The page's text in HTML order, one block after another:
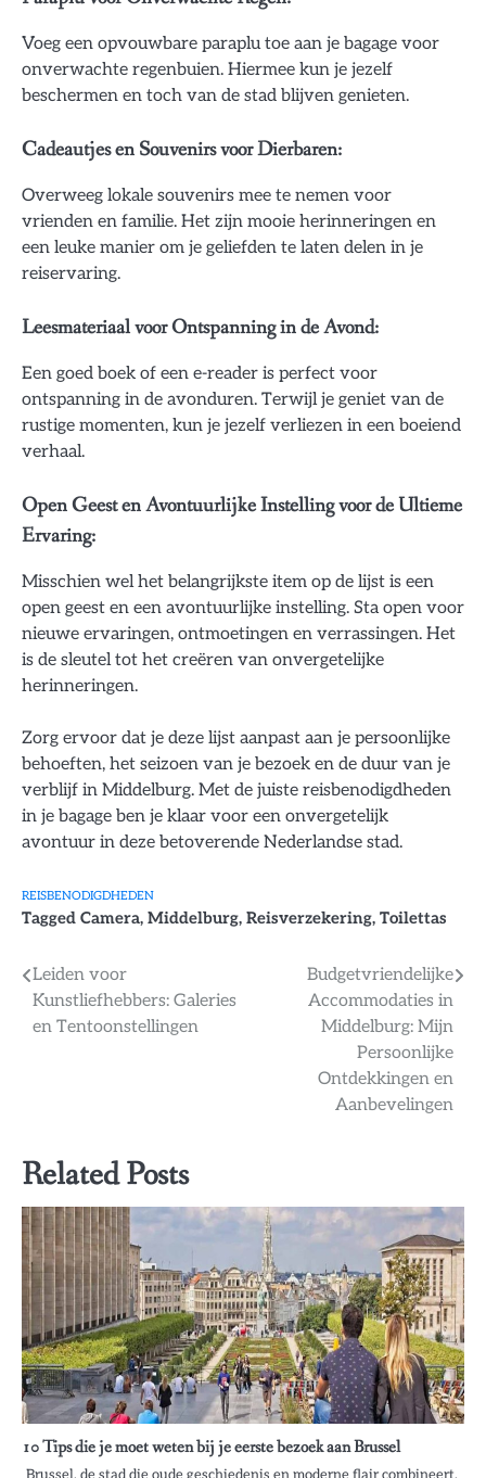
Voeg een opvouwbare paraplu toe aan je bagage voor
onverwachte regenbuien. Hiermee kun je jezelf
beschermen en toch van de stad blijven genieten.
Cadeautjes en Souvenirs voor Dierbaren:
Overweeg lokale souvenirs mee te nemen voor
vrienden en familie. Het zijn mooie herinneringen en
een leuke manier om je geliefden te laten delen in je
reiservaring.
Leesmateriaal voor Ontspanning in de Avond:
Een goed boek of een e-reader is perfect voor
ontspanning in de avonduren. Terwijl je geniet van de
rustige momenten, kun je jezelf verliezen in een boeiend
verhaal.
Open Geest en Avontuurlijke Instelling voor de Ultieme
Ervaring:
Misschien wel het belangrijkste item op de lijst is een
open geest en een avontuurlijke instelling. Sta open voor
nieuwe ervaringen, ontmoetingen en verrassingen. Het
is de sleutel tot het creëren van onvergetelijke
herinneringen.
Zorg ervoor dat je deze lijst aanpast aan je persoonlijke
behoeften, het seizoen van je bezoek en de duur van je
verblijf in Middelburg. Met de juiste reisbenodigdheden
in je bagage ben je klaar voor een onvergetelijk
avontuur in deze betoverende Nederlandse stad.
REISBENODIGDHEDEN
Tagged Camera, Middelburg, Reisverzekering, Toilettas
Bericht
navigatie
Leiden voor
Kunstliefhebbers: Galeries
en Tentoonstellingen
Budgetvriendelijke
Accommodaties in
Middelburg: Mijn
Persoonlijke
Ontdekkingen en
Aanbevelingen
Related Posts
10 Tips die je moet weten bij je eerste bezoek aan Brussel
Brussel, de stad die oude geschiedenis en moderne flair combineert,